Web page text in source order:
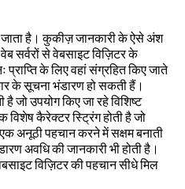
है। कुकीज़ जानकारी के ऐसे अंश
वेब सर्वरों से वेबसाइट विज़िटर के
के लिए वहां संग्रहित किए जाते
के सूचना भंडारण हो सकती हैं।
जो उपयोग किए जा रहे विशिष्ट
कैरेक्टर स्ट्रिंग होती है जो
अनूठी पहचान करने में सक्षम बनाती
अवधि की जानकारी भी होती है।
विज़िटर की पहचान सीधे मिल